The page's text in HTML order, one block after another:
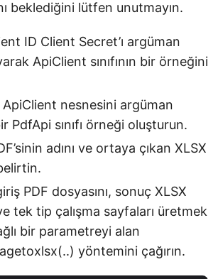
beklediğini lütfen unutmayın.
ID Client Secret’ı argüman
ApiClient sınıfının bir örneğini
nesnesini argüman
PdfApi sınıfı örneği oluşturun.
adını ve ortaya çıkan XLSX
PDF dosyasını, sonuç XLSX
tek tip çalışma sayfaları üretmek
bir parametreyi alan
yöntemini çağırın.